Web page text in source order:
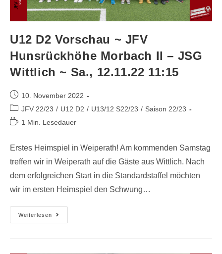
U12 D2 Vorschau ~ JFV
Hunsrückhöhe Morbach II – JSG
Wittlich ~ Sa., 12.11.22 11:15
10. November 2022
JFV 22/23 / U12 D2 / U13/12 S22/23 / Saison 22/23
1 Min. Lesedauer
Erstes Heimspiel in Weiperath! Am kommenden Samstag
treffen wir in Weiperath auf die Gäste aus Wittlich. Nach
dem erfolgreichen Start in die Standardstaffel möchten
wir im ersten Heimspiel den Schwung…
Weiterlesen